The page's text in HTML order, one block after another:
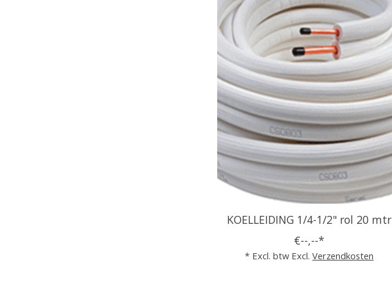
KOELLEIDING 1/4-1/2" rol 20 mtr
€--,--*
* Excl. btw Excl.Verzendkosten